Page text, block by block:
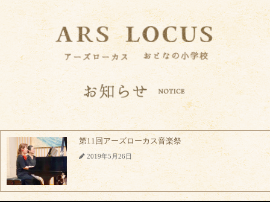
第11回アーズローカス音楽祭
2019年5月26日